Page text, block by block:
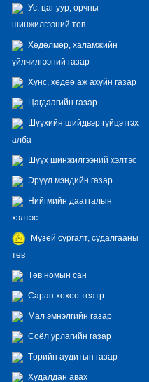
Ус, цаг уур, орчны
шинжилгээний төв
Хөдөлмөр, халамжийн
үйлчилгээний газар
Хүнс, хөдөө аж ахуйн газар
Цагдаагийн газар
Шүүхийн шийдвэр гүйцэтгэх
алба
Шүүх шинжилгээний хэлтэс
Эрүүл мэндийн газар
Нийгмийн даатгалын
хэлтэс
Музей сургалт, судалгааны
төв
Төв номын сан
Саран хөхөө театр
Мал эмнэлгийн газар
Соёл урлагийн газар
Төрийн аудитын газар
Худалдан авах